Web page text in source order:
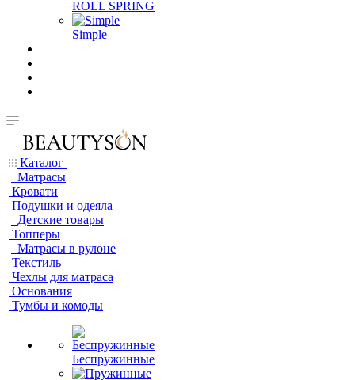
ROLL SPRING
Simple
Каталог
Матрасы
Кровати
Подушки и одеяла
Детские товары
Топперы
Матрасы в рулоне
Текстиль
Чехлы для матраса
Основания
Тумбы и комоды
Беспружинные